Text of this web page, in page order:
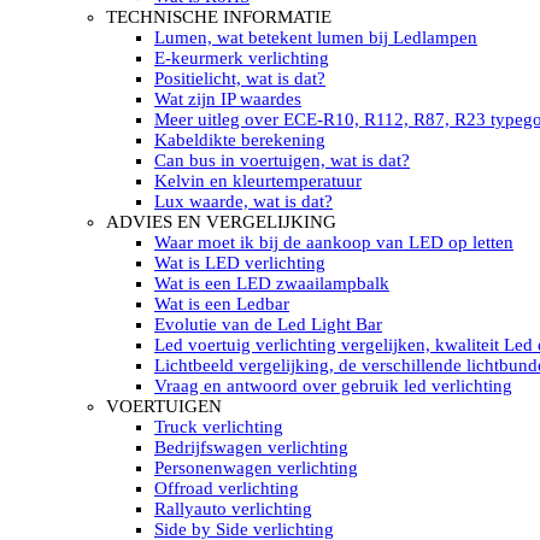
LED’s light PRO schijnwerpers 220V
LED High Bay verlichting 220V
Subcategorieën Led werkverlichting
LED SIGNALISATIE
Led Flitsers
Werkverlichting met Led flitsers
Led zwaailampbalk
Led Multi zwaailampbalk
Led flitsbalk compact
Traffic Advisors
Led zwaailicht
Accessoires signalering
Led signalisatie in Subcategorieën
LED KOPLAMPEN GEKEURD
Led koplampen inbouw
Led koplampen opbouw
Led koplampen tractoren
Subcategorieën Led koplampen
LED ZOEKLICHT
Electrische Led zoeklamp Allremote
Electrisch Led zoeklicht Golight
Marinco Roestvrijstaal Led zoeklicht
Elektrisch Led zoeklicht diverse
Led zoeklamp accessoires ALLremote
Led zoeklicht 230V
Subcategorieën Led zoeklichten
TECHNISCHE INFORMATIE
Lumen, wat betekent lumen bij Ledlampen
E-keurmerk verlichting
Positielicht, wat is dat?
Wat zijn IP waardes
Meer uitleg over ECE-R10, R112, R87, R23
Kabeldikte berekening
Can bus in voertuigen, wat is dat?
Kelvin en kleurtemperatuur
Lux waarde, wat is dat?
ADVIES EN VERGELIJKING
Waar moet ik bij de aankoop van LED op letten
Wat is LED verlichting
Wat is een LED zwaailampbalk
Wat is een Ledbar
Evolutie van de Led Light Bar
Led voertuig verlichting vergelijken, kwaliteit Led
Lichtbeeld vergelijking, de verschillende
Vraag en antwoord over gebruik led verlichting
VOERTUIGEN
Truck verlichting
Bedrijfswagen verlichting
Personenwagen verlichting
Offroad verlichting
Rallyauto verlichting
Side by Side verlichting